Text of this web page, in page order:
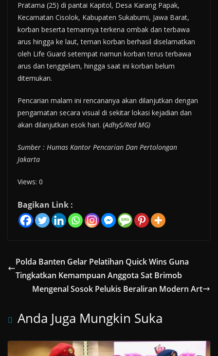
Pratama (25) di pantai Kapitol, Desa Karang Papak,
Kecamatan Cisolok, Kabupaten Sukabumi, Jawa Barat,
korban beserta temannya terkena ombak dan terbawa
arus hingga ke laut, teman korban berhasil diselamatkan
oleh Life Guard setempat namun korban terus terbawa
arus dan tenggelam, hingga saat ini korban belum
ditemukan.
Pencarian malam ini rencananya akan dilanjutkan dengan
pengamatan secara visual di sekitar lokasi kejadian dan
akan dilanjutkan esok hari. (AdhyS/Red MG)
Sumber : Humas Kantor Pencarian Dan Pertolongan
Jakarta
Views: 0
Bagikan Link :
Polda Banten Gelar Pelatihan Quick Wins Guna
Tingkatkan Kemampuan Anggota Sat Brimob
Mengenal Sosok Pelukis Beraliran Modern Art
Anda Juga Mungkin Suka